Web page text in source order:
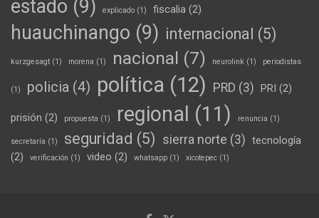
estado (9) explicado (1) fiscalia (2)
huauchinango (9) internacional (5)
kurzgesagt (1) morena (1) nacional (7) neurolink (1) periodistas
(1) policia (4) política (12) PRD (3) PRI (2)
prisión (2) propuesta (1) regional (11) renuncia (1)
secretaría (1) seguridad (5) sierra norte (3) tecnología
(2)
verificación (1) video (2) whatsapp (1) xicotepec (1)